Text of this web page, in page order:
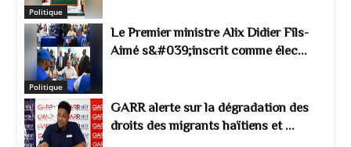
Politique
Politique
Le Premier ministre Alix Didier Fils-
Aimé s&#039;inscrit comme élec...
GARR alerte sur la dégradation des
droits des migrants haïtiens et ...